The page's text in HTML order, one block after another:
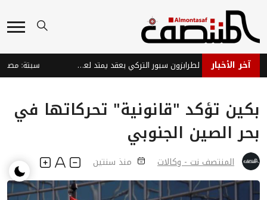
آخر الأخبار صلاح يوقع رسمياً لطرابزون سبور التركي بعقد يمتد لعامين
بكين تؤكد "قانونية" تحركاتها في
بحر الصين الجنوبي
المنتصف نت - وكالات منذ سنتين